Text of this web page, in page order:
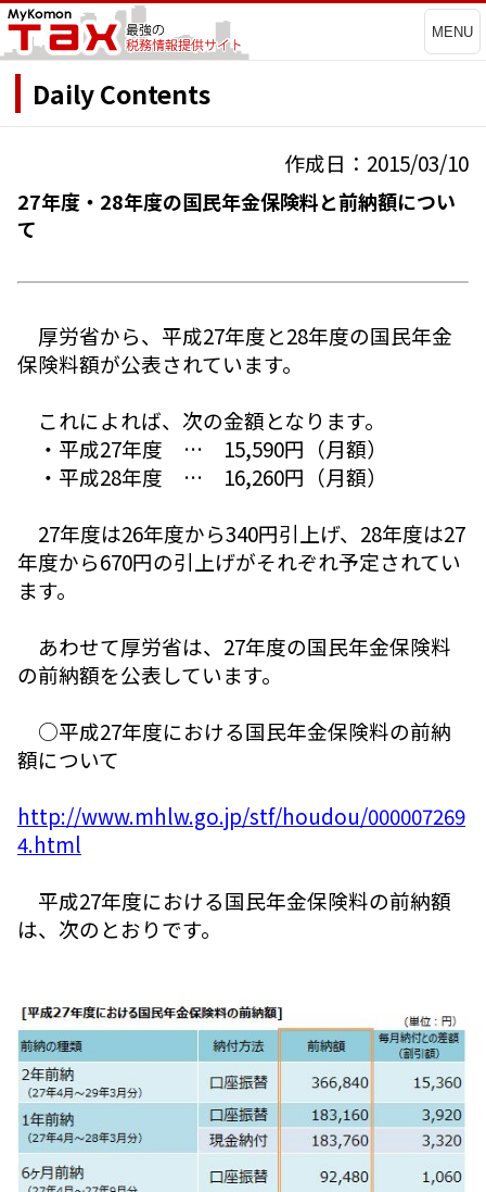
MENU
Daily Contents
作成日：2015/03/10
27年度・28年度の国民年金保険料と前納額につい
て
厚労省から、平成27年度と28年度の国民年金
保険料額が公表されています。
これによれば、次の金額となります。
・平成27年度 … 15,590円（月額）
・平成28年度 … 16,260円（月額）
27年度は26年度から340円引上げ、28年度は27
年度から670円の引上げがそれぞれ予定されてい
ます。
あわせて厚労省は、27年度の国民年金保険料
の前納額を公表しています。
○平成27年度における国民年金保険料の前納
額について
http://www.mhlw.go.jp/stf/houdou/000007269
4.html
平成27年度における国民年金保険料の前納額
は、次のとおりです。